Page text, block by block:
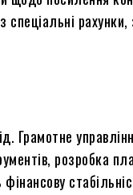
Грамотне
розробка